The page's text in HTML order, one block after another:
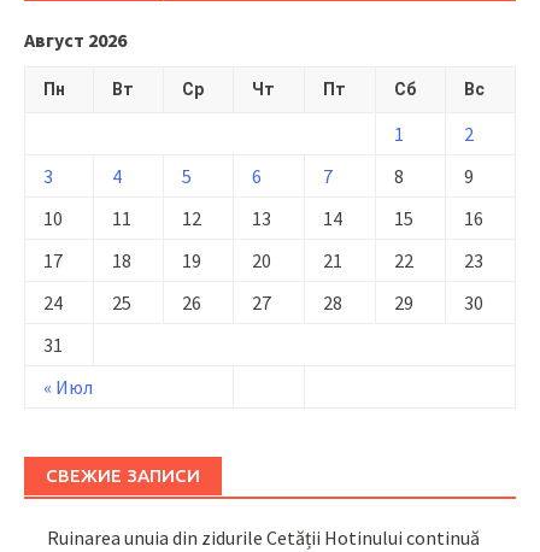
Август 2026
Пн Вт Ср Чт Пт Сб Вс
« Июл
1
2
3
4 5 6 7 8
9
10
11 12 13 14 15
16
17
18 19 20 21 22
23
24
25 26 27 28 29
30
31
СВЕЖИЕ ЗАПИСИ
Ruinarea unuia din zidurile Cetății Hotinului continuă